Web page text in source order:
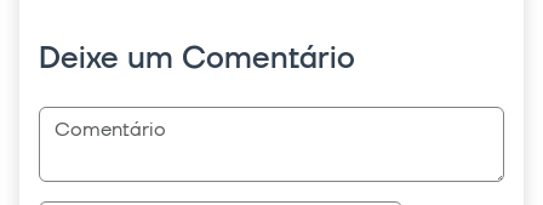
Deixe um Comentário